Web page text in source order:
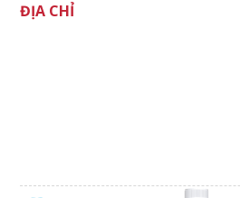
ĐỊA CHỈ